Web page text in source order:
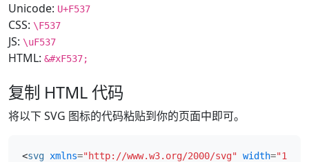
Unicode: U+F537
CSS: \F537
JS: \uF537
HTML: &#xF537;
复制 HTML 代码
将以下 SVG 图标的代码粘贴到你的页面中即可。
<svg xmlns="http://www.w3.org/2000/svg" width="16"